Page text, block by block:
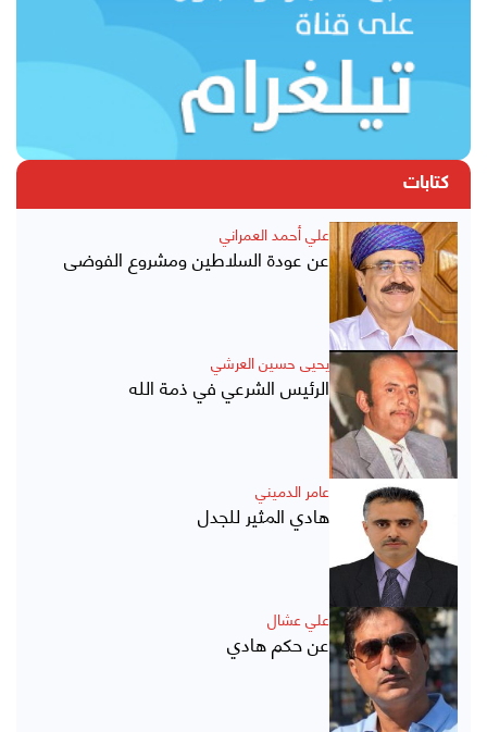
كتابات
علي أحمد العمراني
عن عودة السلاطين ومشروع الفوضى
يحيى حسين العرشي
الرئيس الشرعي في ذمة الله
عامر الدميني
هادي المثير للجدل
علي عشال
عن حكم هادي